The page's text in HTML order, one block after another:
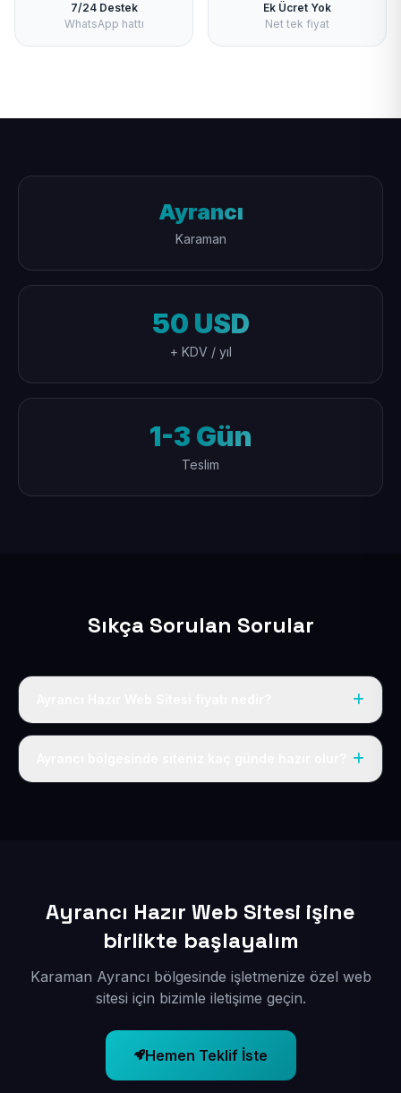
7/24 Destek
WhatsApp hattı
Ek Ücret Yok
Net tek fiyat
Ayrancı
Karaman
50 USD
+ KDV / yıl
1-3 Gün
Teslim
Sıkça Sorulan Sorular
Tek fiyat uygulanır: yıllık 50 USD + KDV. Bu bedele alan
Ayrancı Hazır Web Sitesi işine
birlikte başlayalım
Karaman Ayrancı bölgesinde işletmenize özel web
sitesi için bizimle iletişime geçin.
Hemen Teklif İste